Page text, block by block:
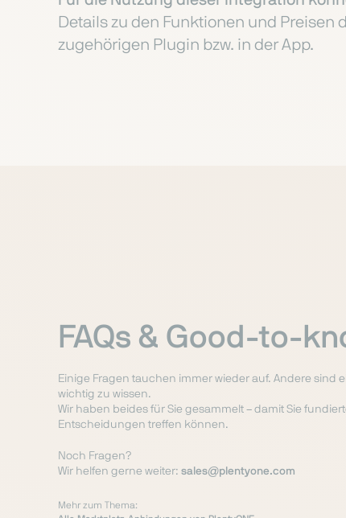
Details zu den Funktionen und Preisen
zugehörigen Plugin bzw. in der App.
FAQs & Good-to-
Einige Fragen tauchen immer wieder auf. Andere sind
wichtig zu wissen.
Wir haben beides für Sie gesammelt – damit Sie
Entscheidungen treffen können.
Noch Fragen?
Wir helfen gerne weiter: sales@plentyone.com
Mehr zum Thema: